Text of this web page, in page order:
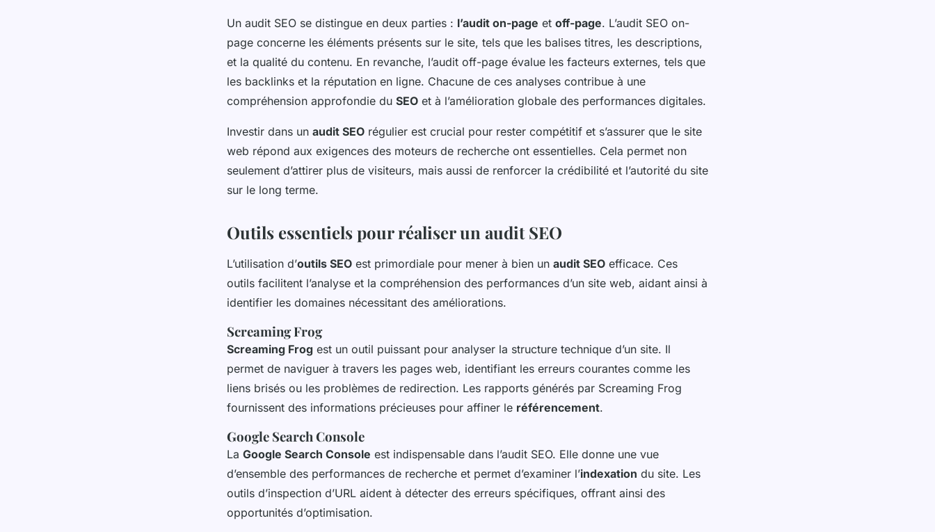
Un audit SEO se distingue en deux parties : l’audit on-page et off-page. L’audit SEO on-
page concerne les éléments présents sur le site, tels que les balises titres, les descriptions,
et la qualité du contenu. En revanche, l’audit off-page évalue les facteurs externes, tels que
les backlinks et la réputation en ligne. Chacune de ces analyses contribue à une
compréhension approfondie du SEO et à l’amélioration globale des performances digitales.
Investir dans un audit SEO régulier est crucial pour rester compétitif et s’assurer que le site
web répond aux exigences des moteurs de recherche ont essentielles. Cela permet non
seulement d’attirer plus de visiteurs, mais aussi de renforcer la crédibilité et l’autorité du site
sur le long terme.
Outils essentiels pour réaliser un audit SEO
L’utilisation d’outils SEO est primordiale pour mener à bien un audit SEO efficace. Ces
outils facilitent l’analyse et la compréhension des performances d’un site web, aidant ainsi à
identifier les domaines nécessitant des améliorations.
Screaming Frog
Screaming Frog est un outil puissant pour analyser la structure technique d’un site. Il
permet de naviguer à travers les pages web, identifiant les erreurs courantes comme les
liens brisés ou les problèmes de redirection. Les rapports générés par Screaming Frog
fournissent des informations précieuses pour affiner le référencement.
Google Search Console
La Google Search Console est indispensable dans l’audit SEO. Elle donne une vue
d’ensemble des performances de recherche et permet d’examiner l’indexation du site. Les
outils d’inspection d’URL aident à détecter des erreurs spécifiques, offrant ainsi des
opportunités d’optimisation.